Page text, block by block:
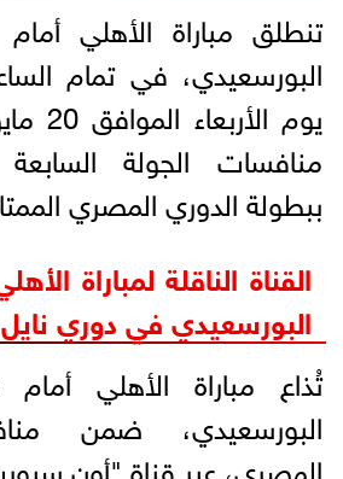
تنطلق مباراة الأهلي
البورسعيدي، في تمام
يوم
منافسات الجولة
ببطولة الدوري المصري
القناة الناقلة لمباراة
البورسعيدي في دوري نايل
تُذاع مباراة الأهلي
البورسعيدي، ضمن
المصري، عبر قناة "أون